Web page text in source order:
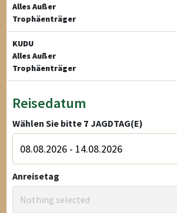
Alles Außer
Trophäenträger
KUDU
Alles Außer
Trophäenträger
Reisedatum
Wählen Sie bitte 7 JAGDTAG(E)
Anreisetag
Nothing selected